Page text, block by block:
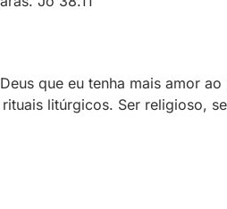
que eu tenha mais amor
litúrgicos. Ser religioso,